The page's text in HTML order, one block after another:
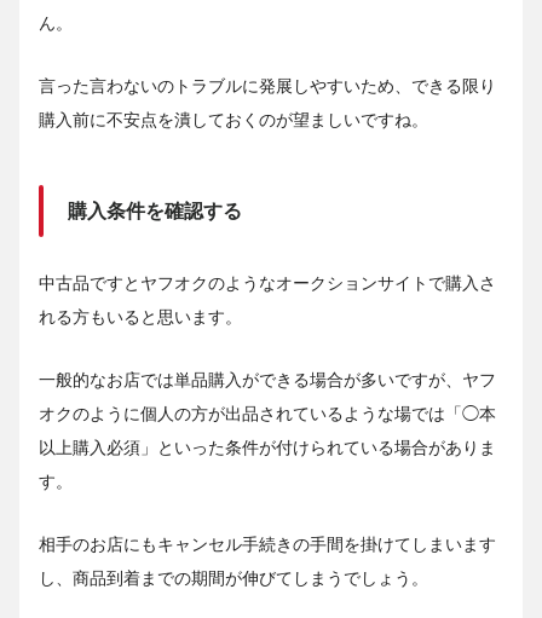
ん。
言った言わないのトラブルに発展しやすいため、できる限り
購入前に不安点を潰しておくのが望ましいですね。
購入条件を確認する
中古品ですとヤフオクのようなオークションサイトで購入さ
れる方もいると思います。
一般的なお店では単品購入ができる場合が多いですが、ヤフ
オクのように個人の方が出品されているような場では「◯本
以上購入必須」といった条件が付けられている場合がありま
す。
相手のお店にもキャンセル手続きの手間を掛けてしまいます
し、商品到着までの期間が伸びてしまうでしょう。